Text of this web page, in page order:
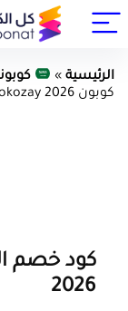
الرئيسية »
كوبون Alokozay 2026
2026